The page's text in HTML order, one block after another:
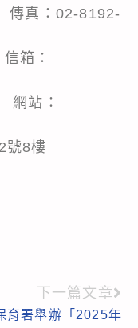
真：02-8192-
箱：
站：
號8樓
下一篇文章
育署舉辦「2025年